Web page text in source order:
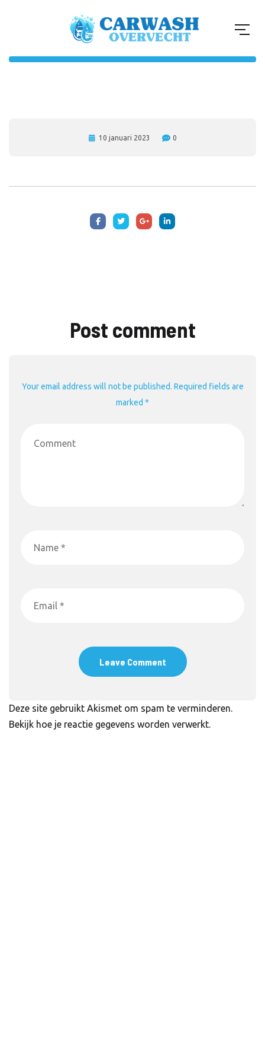
10 januari 2023 0
Post comment
Your email address will not be published. Required fields are
marked *
Deze site gebruikt Akismet om spam te verminderen.
Bekijk hoe je reactie gegevens worden verwerkt.